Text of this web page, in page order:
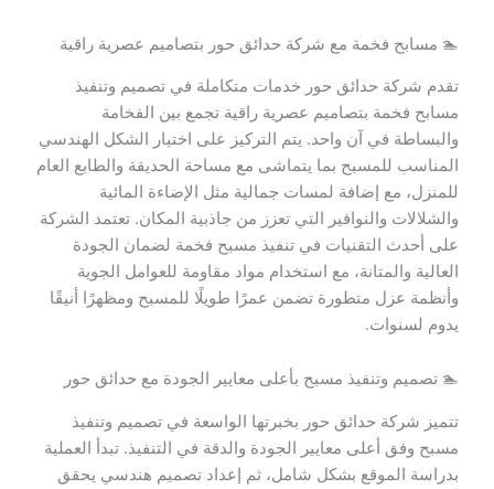
🏊 مسابح فخمة مع شركة حدائق حور بتصاميم عصرية راقية
تقدم شركة حدائق حور خدمات متكاملة في تصميم وتنفيذ
مسابح فخمة بتصاميم عصرية راقية تجمع بين الفخامة
والبساطة في آن واحد. يتم التركيز على اختيار الشكل الهندسي
المناسب للمسبح بما يتماشى مع مساحة الحديقة والطابع العام
للمنزل، مع إضافة لمسات جمالية مثل الإضاءة المائية
والشلالات والنوافير التي تعزز من جاذبية المكان. تعتمد الشركة
على أحدث التقنيات في تنفيذ مسبح فخمة لضمان الجودة
العالية والمتانة، مع استخدام مواد مقاومة للعوامل الجوية
وأنظمة عزل متطورة تضمن عمرًا طويلًا للمسبح ومظهرًا أنيقًا
يدوم لسنوات.
🏊 تصميم وتنفيذ مسبح بأعلى معايير الجودة مع حدائق حور
تتميز شركة حدائق حور بخبرتها الواسعة في تصميم وتنفيذ
مسبح وفق أعلى معايير الجودة والدقة في التنفيذ. تبدأ العملية
بدراسة الموقع بشكل شامل، ثم إعداد تصميم هندسي يحقق